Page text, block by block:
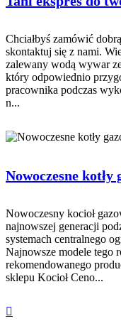
Chciałbyś zamówić
skontaktuj się z nami.
zalewany wodą wywar
który odpowiednio
pracownika podczas
n...
Nowoczesne kotły
Nowoczesny kocioł
najnowszej generacji
systemach centralnego
Najnowsze modele tego
rekomendowanego
sklepu Kocioł Ceno...